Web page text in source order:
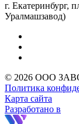
г. Екатеринбург,
Уралмашзавод)
© 2026 ООО
Политика
Карта сайта
Разработано в